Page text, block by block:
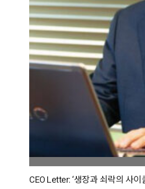
CEO Letter: ‘생장과 쇠락의 사이